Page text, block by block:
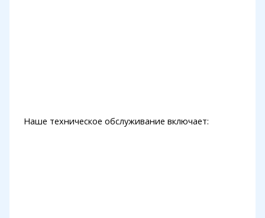
Наше техническое обслуживание включает: